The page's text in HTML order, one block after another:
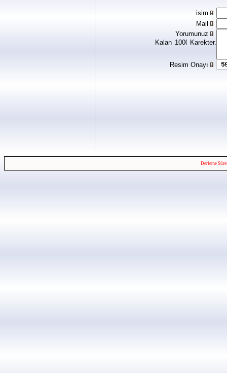
isim
Mail
Yorumunuz
Kalan
Karekter.
Resim Onayı
Derleme